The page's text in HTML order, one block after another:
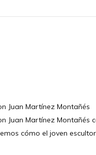
Juan Martínez Montañés
Juan Martínez
cómo el joven